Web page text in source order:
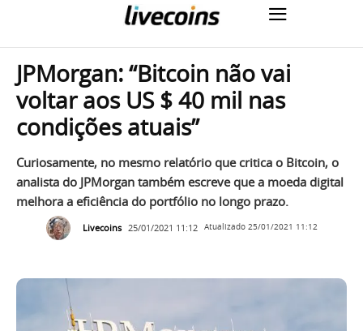
JPMorgan: “Bitcoin não vai
voltar aos US $ 40 mil nas
condições atuais”
Curiosamente, no mesmo relatório que critica o Bitcoin, o
analista do JPMorgan também escreve que a moeda digital
melhora a eficiência do portfólio no longo prazo.
Livecoins 25/01/2021 11:12 Atualizado 25/01/2021 11:12